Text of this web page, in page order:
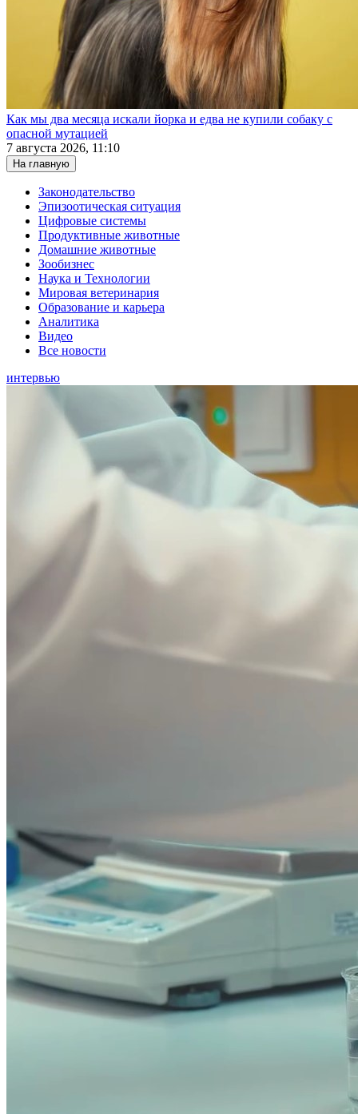
Как мы два месяца искали йорка и едва не купили собаку с
опасной мутацией
7 августа 2026, 11:10
На главную
Законодательство
Эпизоотическая ситуация
Цифровые системы
Продуктивные животные
Домашние животные
Зообизнес
Наука и Технологии
Мировая ветеринария
Образование и карьера
Аналитика
Видео
Все новости
интервью